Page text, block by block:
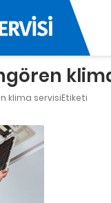
klima servisiEtiketi